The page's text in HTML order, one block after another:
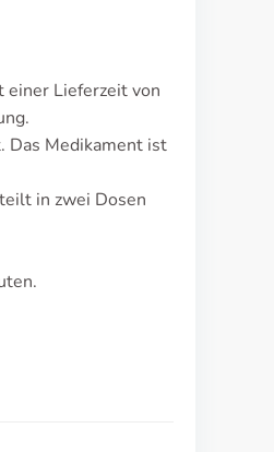
einer Lieferzeit von
Das Medikament ist
in zwei Dosen